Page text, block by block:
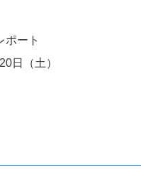
ポート
日（土）